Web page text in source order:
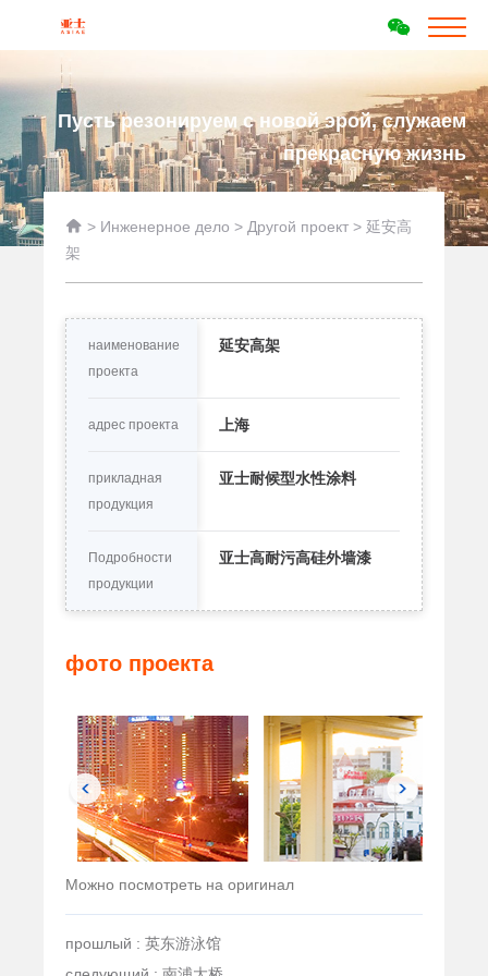
Пусть резонируем с новой эрой, служаем
прекрасную жизнь
 > Инженерное дело > Другой проект > 延安高
架
наименование
проекта
延安高架
адрес проекта 上海
прикладная
продукция
亚士耐候型水性涂料
Подробности
продукции
亚士高耐污高硅外墙漆
фото проекта
Можно посмотреть на оригинал
прошлый : 英东游泳馆